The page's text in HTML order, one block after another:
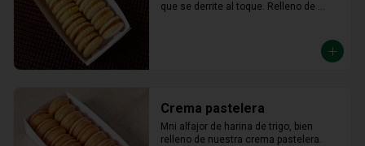
que se derrite al toque. Relleno de
Crema pastelera
Mni alfajor de harina de trigo, bien
relleno de nuestra crema pastelera.